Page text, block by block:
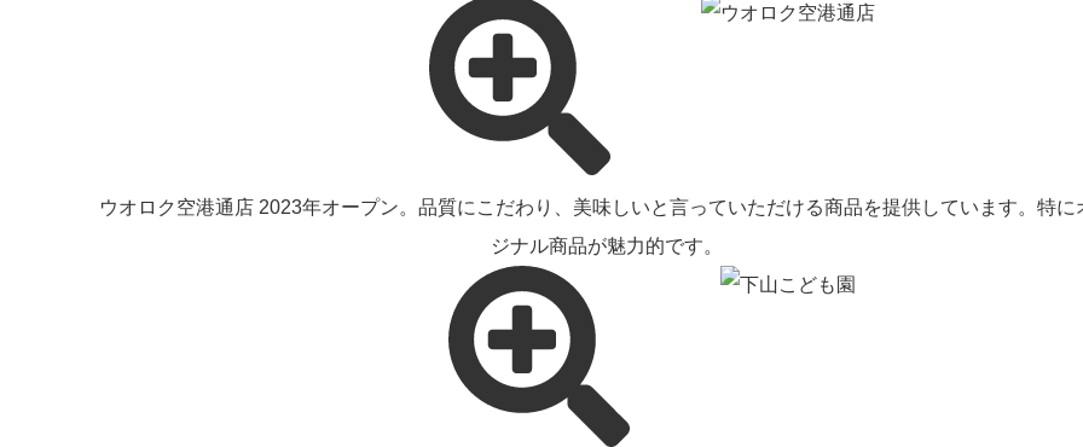
ウオロク空港通店 2023年オープン。品質にこだわり、美味しいと言っていただける商品を提供しています。特に
ジナル商品が魅力的です。